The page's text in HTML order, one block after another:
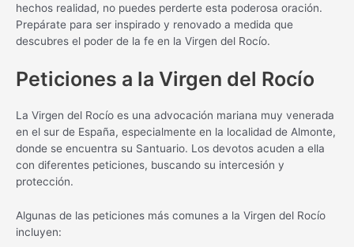
hechos realidad, no puedes perderte esta poderosa oración.
Prepárate para ser inspirado y renovado a medida que
descubres el poder de la fe en la Virgen del Rocío.
Peticiones a la Virgen del Rocío
La Virgen del Rocío es una advocación mariana muy venerada
en el sur de España, especialmente en la localidad de Almonte,
donde se encuentra su Santuario. Los devotos acuden a ella
con diferentes peticiones, buscando su intercesión y
protección.
Algunas de las peticiones más comunes a la Virgen del Rocío
incluyen: